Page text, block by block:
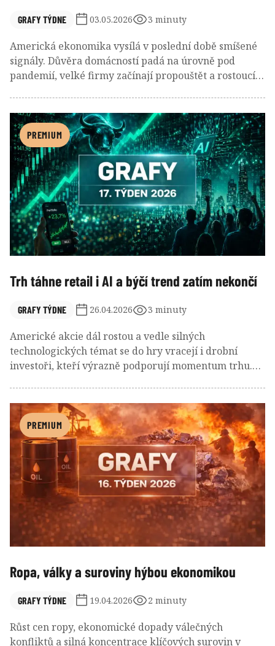
GRAFY TÝDNE 03.05.2026 3 minuty
Americká ekonomika vysílá v poslední době smíšené
signály. Důvěra domácností padá na úrovně pod
pandemií, velké firmy začínají propouštět a rostoucí
ekonomiku, která se navenek drží, ale uvnitř čelí stále
větším tlakům.
PREMIUM
Trh táhne retail i AI a býčí trend zatím nekončí
GRAFY TÝDNE 26.04.2026 3 minuty
Americké akcie dál rostou a vedle silných
technologických témat se do hry vracejí i drobní
investoři, kteří výrazně podporují momentum trhu.
naznačují, že samotná délka současného býčího
trendu zatím není důvodem k obavám z jeho konce.
PREMIUM
Ropa, války a suroviny hýbou ekonomikou
GRAFY TÝDNE 19.04.2026 2 minuty
Růst cen ropy, ekonomické dopady válečných
konfliktů a silná koncentrace klíčových surovin v